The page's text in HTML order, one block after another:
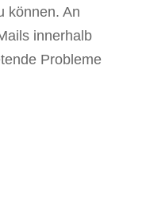
können. An
innerhalb
Probleme